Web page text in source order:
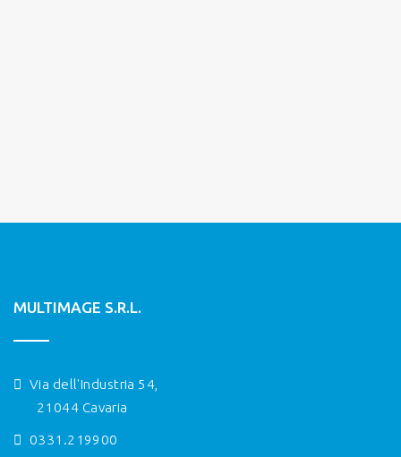
MULTIMAGE S.R.L.
Via dell'Industria 54,
21044 Cavaria
0331.219900